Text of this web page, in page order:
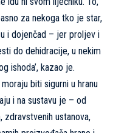
za nekoga tko je star,
i dojenčad – jer proljev i
do dehidracije, u nekim
ishoda’, kazao je.
biti sigurni u hranu
i na sustavu je – od
zdravstvenih ustanova,